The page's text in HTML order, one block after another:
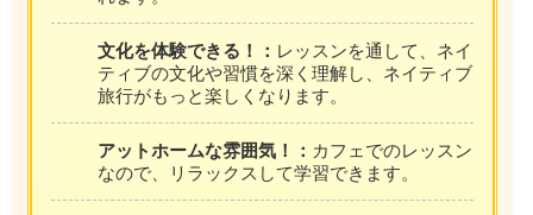
文化を体験できる！： レッスンを通して、ネイ
ティブの文化や習慣を深く理解し、ネイティブ
旅行がもっと楽しくなります。
アットホームな雰囲気！： カフェでのレッスン
なので、リラックスして学習できます。